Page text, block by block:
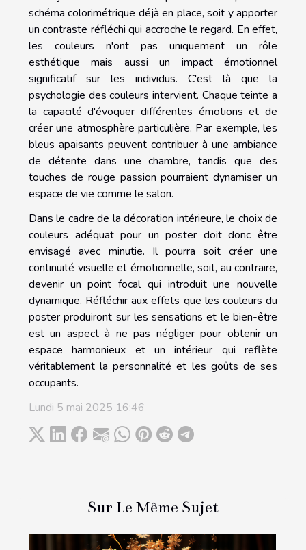
schéma colorimétrique déjà en place, soit y apporter
un contraste réfléchi qui accroche le regard. En effet,
les couleurs n'ont pas uniquement un rôle
esthétique mais aussi un impact émotionnel
significatif sur les individus. C'est là que la
psychologie des couleurs intervient. Chaque teinte a
la capacité d'évoquer différentes émotions et de
créer une atmosphère particulière. Par exemple, les
bleus apaisants peuvent contribuer à une ambiance
de détente dans une chambre, tandis que des
touches de rouge passion pourraient dynamiser un
espace de vie comme le salon.
Dans le cadre de la décoration intérieure, le choix de
couleurs adéquat pour un poster doit donc être
envisagé avec minutie. Il pourra soit créer une
continuité visuelle et émotionnelle, soit, au contraire,
devenir un point focal qui introduit une nouvelle
dynamique. Réfléchir aux effets que les couleurs du
poster produiront sur les sensations et le bien-être
est un aspect à ne pas négliger pour obtenir un
espace harmonieux et un intérieur qui reflète
véritablement la personnalité et les goûts de ses
occupants.
Lundi 5 mai 2025 16:46
Sur Le Même Sujet